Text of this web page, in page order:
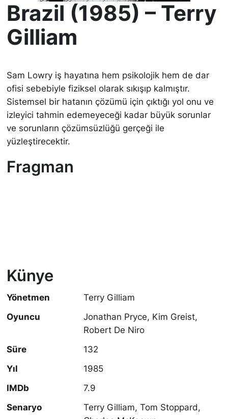
Brazil (1985) – Terry
Gilliam
Sam Lowry iş hayatına hem psikolojik hem de dar
ofisi sebebiyle fiziksel olarak sıkışıp kalmıştır.
Sistemsel bir hatanın çözümü için çıktığı yol onu ve
izleyici tahmin edemeyeceği kadar büyük sorunlar
ve sorunların çözümsüzlüğü gerçeği ile
yüzleştirecektir.
Fragman
Künye
Yönetmen
Terry Gilliam
Oyuncu
Jonathan Pryce, Kim Greist,
Robert De Niro
Süre
132
Yıl
1985
IMDb
7.9
Senaryo
Terry Gilliam, Tom Stoppard,